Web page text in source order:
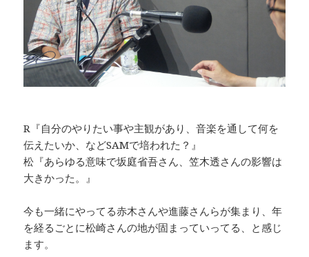
R『自分のやりたい事や主観があり、音楽を通して何を
伝えたいか、などSAMで培われた？』
松『あらゆる意味で坂庭省吾さん、笠木透さんの影響は
大きかった。』
今も一緒にやってる赤木さんや進藤さんらが集まり、年
を経るごとに松崎さんの地が固まっていってる、と感じ
ます。